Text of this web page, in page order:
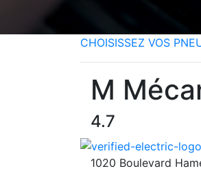
CHOISISSEZ VOS
M
4.7
1020 Boulevard